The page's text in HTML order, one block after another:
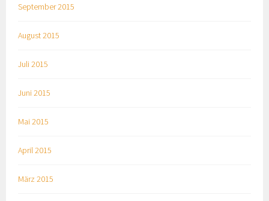
September 2015
August 2015
Juli 2015
Juni 2015
Mai 2015
April 2015
März 2015